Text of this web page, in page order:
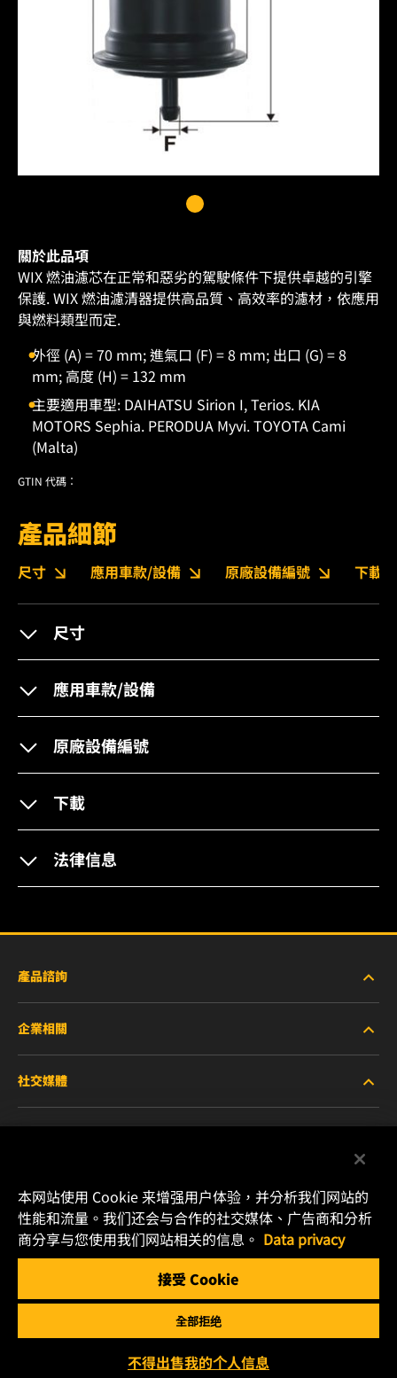
關於此品項
WIX 燃油濾芯在正常和惡劣的駕駛條件下提供卓越的引擎
保護. WIX 燃油濾清器提供高品質、高效率的濾材，依應用
與燃料類型而定.
外徑 (A) = 70 mm; 進氣口 (F) = 8 mm; 出口 (G) = 8
mm; 高度 (H) = 132 mm
主要適用車型: DAIHATSU Sirion I, Terios. KIA
MOTORS Sephia. PERODUA Myvi. TOYOTA Cami
(Malta)
GTIN 代碼：
產品細節
尺寸 應用車款/設備 原廠設備編號 下載
尺寸
應用車款/設備
原廠設備編號
下載
法律信息
產品諮詢
重型設備車輛
小客車與商用車
企業相關
關於WIX
聯絡我們
職涯發展
社交媒體
Instagram
YouTube
Copyright 2025 MANN+HUMMEL. All rights reserved.
本网站使用 Cookie 来增强用户体验，并分析我们网站的
性能和流量。我们还会与合作的社交媒体、广告商和分析
商分享与您使用我们网站相关的信息。 Data privacy
接受 Cookie
全部拒绝
不得出售我的个人信息